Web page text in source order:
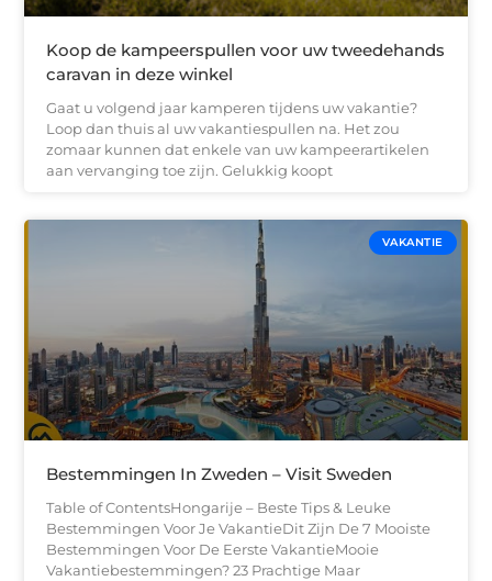
Koop de kampeerspullen voor uw tweedehands
caravan in deze winkel
Gaat u volgend jaar kamperen tijdens uw vakantie?
Loop dan thuis al uw vakantiespullen na. Het zou
zomaar kunnen dat enkele van uw kampeerartikelen
aan vervanging toe zijn. Gelukkig koopt
VAKANTIE
Bestemmingen In Zweden – Visit Sweden
Table of ContentsHongarije – Beste Tips & Leuke
Bestemmingen Voor Je VakantieDit Zijn De 7 Mooiste
Bestemmingen Voor De Eerste VakantieMooie
Vakantiebestemmingen? 23 Prachtige Maar